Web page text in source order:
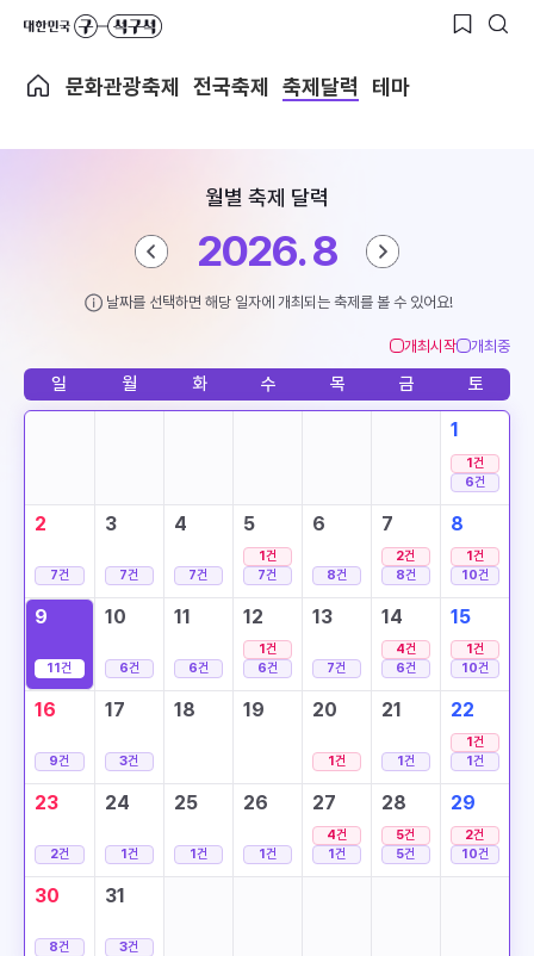
문화관광축제 전국축제 축제달력 테마
월별 축제 달력
2026. 8
날짜를 선택하면 해당 일자에 개최되는 축제를 볼 수 있어요!
개최시작 개최중
일 월 화 수 목 금 토
1
1건
6건
2
7건
3
7건
4
7건
5
1건
7건
6
8건
7
2건
8건
8
1건
10건
9
11건
10
6건
11
6건
12
1건
6건
13
7건
14
4건
6건
15
1건
10건
16
9건
17
3건
18 19 20
1건
21
1건
22
1건
1건
23
2건
24
1건
25
1건
26
1건
27
4건
1건
28
5건
5건
29
2건
10건
30
8건
31
3건